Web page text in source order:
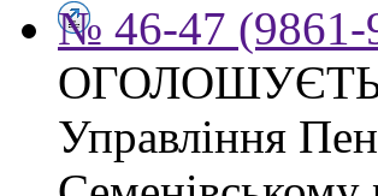
№ 46-47 (9861-
Управління